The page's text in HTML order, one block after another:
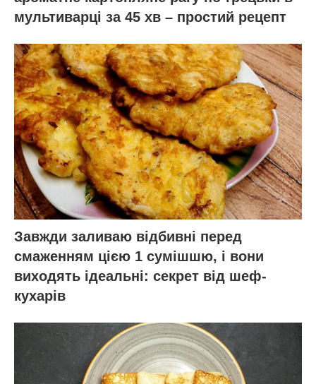
мультиварці за 45 хв – простий рецепт
Завжди заливаю відбивні перед
смаженням цією 1 сумішшю, і вони
виходять ідеальні: секрет від шеф-
кухарів